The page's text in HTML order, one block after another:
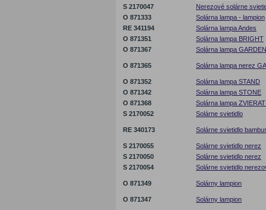
S 2170047
Nerezové solárne
O 871333
Solárna lampa - lampion
RE 341194
Solárna lampa Andes
O 871351
Solárna lampa BRIGHT
O 871367
Solárna lampa
O 871365 Solárna lampa nerez
O 871352
Solárna lampa STAND
O 871342
Solárna lampa STONE
O 871368
Solárna lampa
S 2170052
Solárne svietidlo
RE 340173 Solárne svietidlo
S 2170055
Solárne svietidlo nerez
S 2170050
Solárne svietidlo nerez
S 2170054
Solárne svietidlo
O 871349 Solárny lampion
O 871347 Solárny lampion